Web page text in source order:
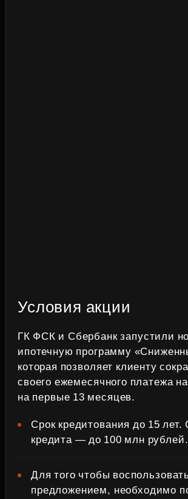
Условия акции
ГК ФСК и Сбербанк запустили
ипотечную программу
которая позволяет клиенту
своего ежемесячного платежа
на первые 13 месяцев.
Срок кредитования до 15
кредита — до 100 млн рублей.
Для того чтобы
предложением, необходимо